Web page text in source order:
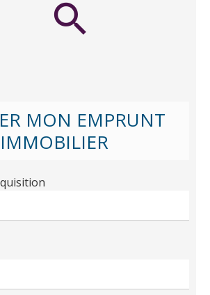
MON EMPRUNT
IMMOBILIER